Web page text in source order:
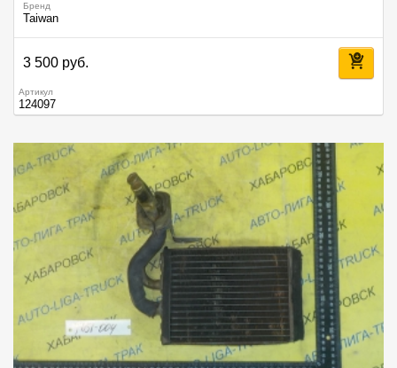
Бренд
Taiwan
3 500 руб.
Артикул
124097